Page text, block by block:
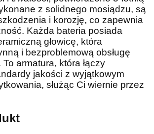
z solidnego mosiądzu, są
i korozję, co zapewnia
Każda bateria posiada
głowicę, która
i bezproblemową obsługę
armatura, która łączy
jakości z wyjątkowym
służąc Ci wiernie przez